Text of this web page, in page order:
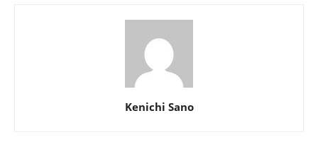
Kenichi Sano